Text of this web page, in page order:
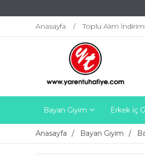
Anasayfa Toplu Alım
Bayan Giyim Erkek İç
Anasayfa Bayan Giyim